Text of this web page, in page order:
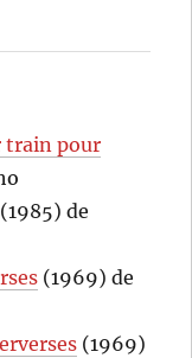
train pour
(1985) de
(1969) de
(1969)